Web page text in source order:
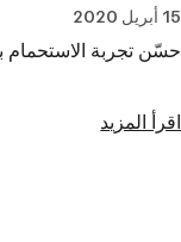
15 أبريل 2020
حسّن تجربة الاستحمام
اقرأ المزيد